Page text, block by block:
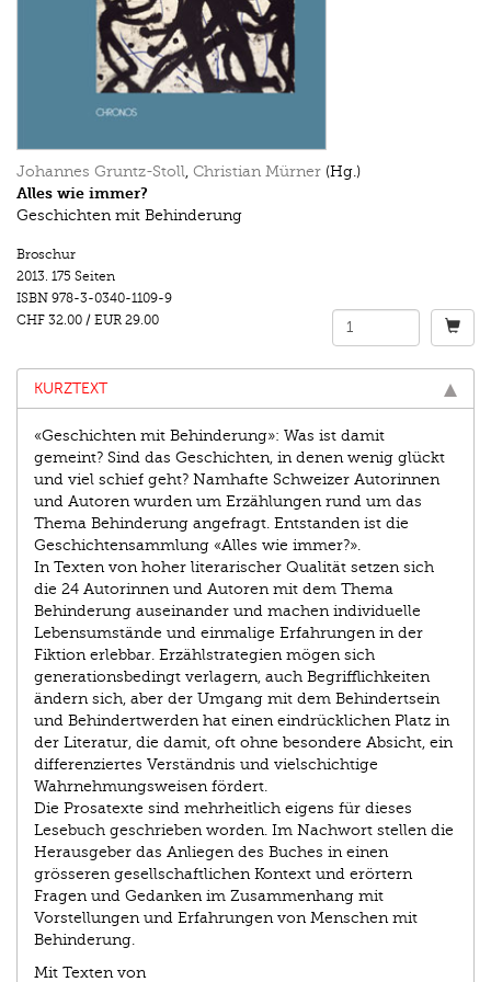
Johannes Gruntz-Stoll Christian Mürner (Hg.)
Alles wie immer?
Geschichten mit Behinderung
Broschur
2013. 175 Seiten
ISBN 978-3-0340-1109-9
CHF 32.00 / EUR 29.00
KURZTEXT
«Geschichten mit Behinderung»: Was ist damit
gemeint? Sind das Geschichten, in denen wenig glückt
und viel schief geht? Namhafte Schweizer Autorinnen
und Autoren wurden um Erzählungen rund um das
Thema Behinderung angefragt. Entstanden ist die
Geschichtensammlung «Alles wie immer?».
In Texten von hoher literarischer Qualität setzen sich
die 24 Autorinnen und Autoren mit dem Thema
Behinderung auseinander und machen individuelle
Lebensumstände und einmalige Erfahrungen in der
Fiktion erlebbar. Erzählstrategien mögen sich
generationsbedingt verlagern, auch Begrifflichkeiten
ändern sich, aber der Umgang mit dem Behindertsein
und Behindertwerden hat einen eindrücklichen Platz in
der Literatur, die damit, oft ohne besondere Absicht, ein
differenziertes Verständnis und vielschichtige
Wahrnehmungsweisen fördert.
Die Prosatexte sind mehrheitlich eigens für dieses
Lesebuch geschrieben worden. Im Nachwort stellen die
Herausgeber das Anliegen des Buches in einen
grösseren gesellschaftlichen Kontext und erörtern
Fragen und Gedanken im Zusammenhang mit
Vorstellungen und Erfahrungen von Menschen mit
Behinderung.
Mit Texten von